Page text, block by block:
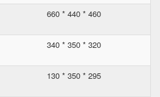
660 * 440 * 460
340 * 350 * 320
130 * 350 * 295